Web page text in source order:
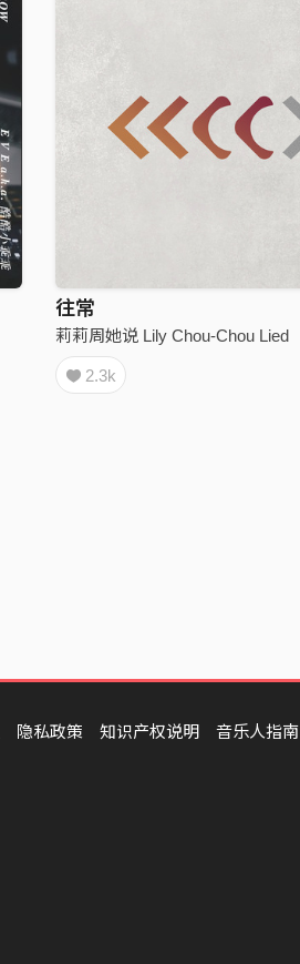
往常
莉莉周她说 Lily Chou-Chou Lied
2.3k
隐私政策 知识产权说明
音乐人指南